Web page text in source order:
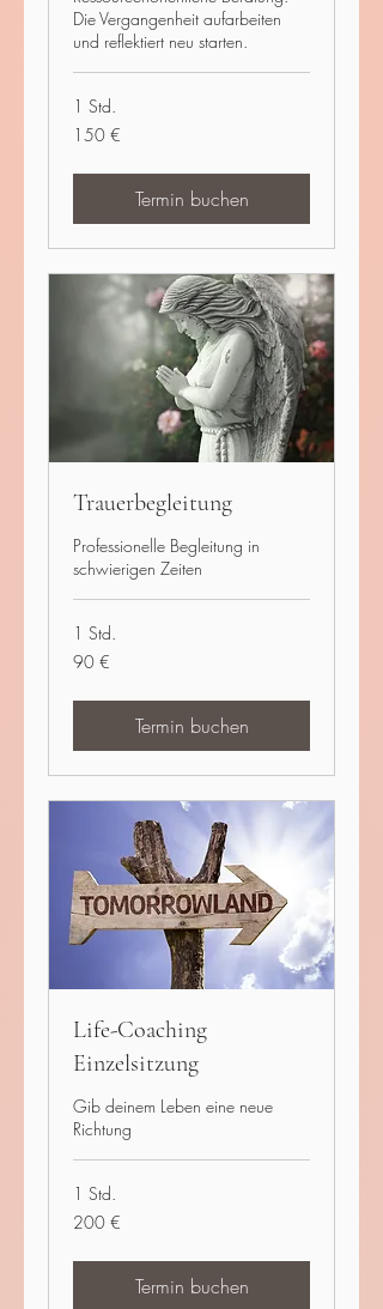
Die Vergangenheit aufarbeiten
und reflektiert neu starten.
1 Std.
150
Euro
150 €
Termin buchen
Trauerbegleitung
Professionelle Begleitung in
schwierigen Zeiten
1 Std.
90
Euro
90 €
Termin buchen
Life-Coaching
Einzelsitzung
Gib deinem Leben eine neue
Richtung
1 Std.
200
Euro
200 €
Termin buchen